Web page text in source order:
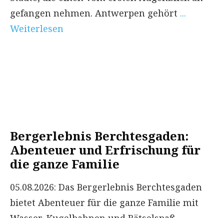
gefangen nehmen. Antwerpen gehört ...
Weiterlesen
Bergerlebnis Berchtesgaden:
Abenteuer und Erfrischung für
die ganze Familie
05.08.2026: Das Bergerlebnis Berchtesgaden
bietet Abenteuer für die ganze Familie mit